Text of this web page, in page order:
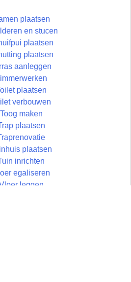
plaatsen
en stucen
plaatsen
plaatsen
aanleggen
plaatsen
verbouwen
Toog maken
plaatsen
plaatsen
inrichten
egaliseren
leggen